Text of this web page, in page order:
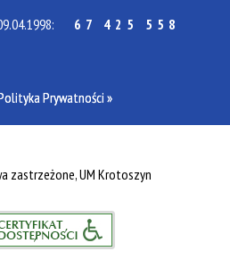
67 425 558
Prywatności »
zastrzeżone, UM Krotoszyn